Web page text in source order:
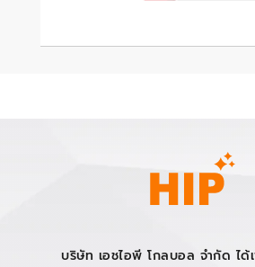
บริษัท เอชไอพี โกลบอล จำกัด ได้